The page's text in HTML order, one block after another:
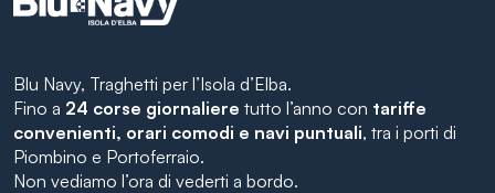
Blu Navy, Traghetti per l’Isola d’Elba.
Fino a 24 corse giornaliere tutto l’anno con tariffe
convenienti, orari comodi e navi puntuali, tra i porti di
Piombino e Portoferraio.
Non vediamo l’ora di vederti a bordo.